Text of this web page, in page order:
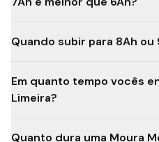
Quando subir para 8Ah ou
Em quanto tempo vocês
Limeira?
Quanto dura uma Moura